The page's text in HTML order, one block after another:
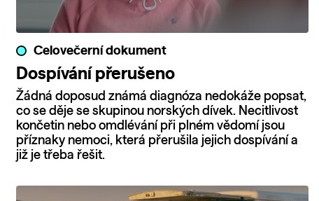
Celovečerní dokument
Dospívání přerušeno
Žádná doposud známá diagnóza nedokáže popsat,
co se děje se skupinou norských dívek. Necitlivost
končetin nebo omdlévání při plném vědomí jsou
příznaky nemoci, která přerušila jejich dospívání a
již je třeba řešit.